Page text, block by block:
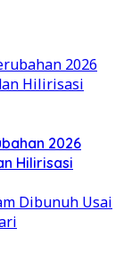
2026
Hilirisasi